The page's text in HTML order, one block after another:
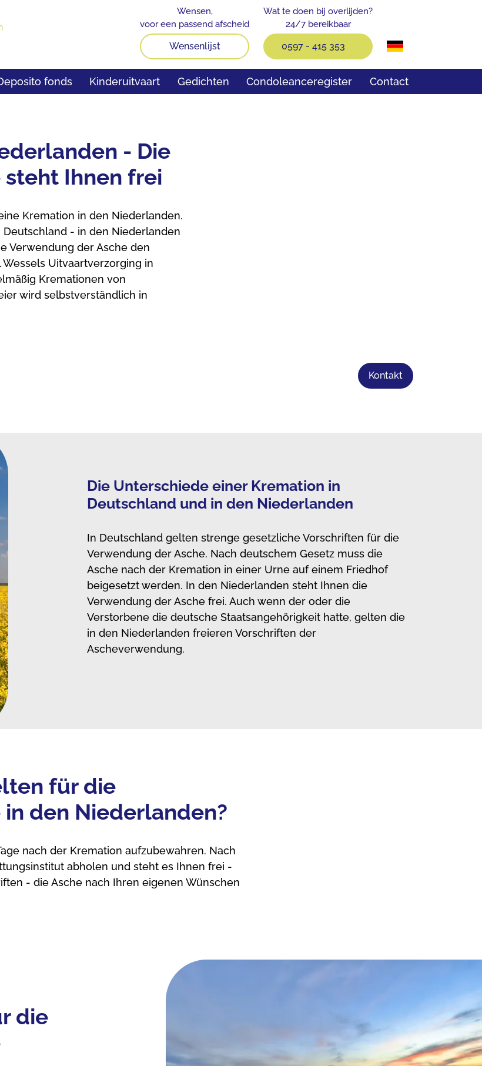
Wensen,
voor een passend afscheid
Wensenlijst
Wat te doen bij overlijden?
24/7 bereikbaar
0597 - 415 353
fonds Kinderuitvaart Gedichten Condoleanceregister Contact
- Die
Ihnen frei
Kremation in den Niederlanden.
Deutschland - in den Niederlanden
Verwendung der Asche den
Uitvaartverzorging in
Kremationen von
wird selbstverständlich in
Kontakt
Die Unterschiede einer Kremation in
Deutschland und in den Niederlanden
In Deutschland gelten strenge gesetzliche Vorschriften für die
Verwendung der Asche. Nach deutschem Gesetz muss die
Asche nach der Kremation in einer Urne auf einem Friedhof
beigesetzt werden. In den Niederlanden steht Ihnen die
Verwendung der Asche frei. Auch wenn der oder die
Verstorbene die deutsche Staatsangehörigkeit hatte, gelten die
in den Niederlanden freieren Vorschriften der
Ascheverwendung.
für die
den Niederlanden?
nach der Kremation aufzubewahren. Nach
abholen und steht es Ihnen frei -
- die Asche nach Ihren eigenen Wünschen
die